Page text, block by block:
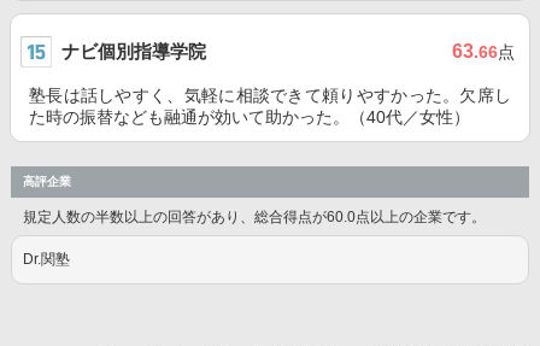
ナビ個別指導学院 63.66点
塾長は話しやすく、気軽に相談できて頼りやすかった。欠席し
た時の振替なども融通が効いて助かった。（40代／女性）
高評企業
規定人数の半数以上の回答があり、総合得点が60.0点以上の企業です。
Dr.関塾